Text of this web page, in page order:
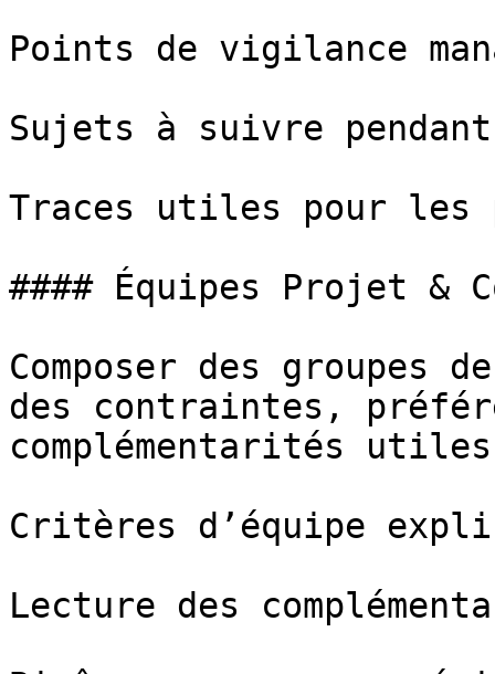
Points de vigilance
Sujets à suivre
Traces utiles pour les
#### Équipes Projet &
Composer des groupes
des contraintes,
complémentarités
Critères d’équipe
Lecture des